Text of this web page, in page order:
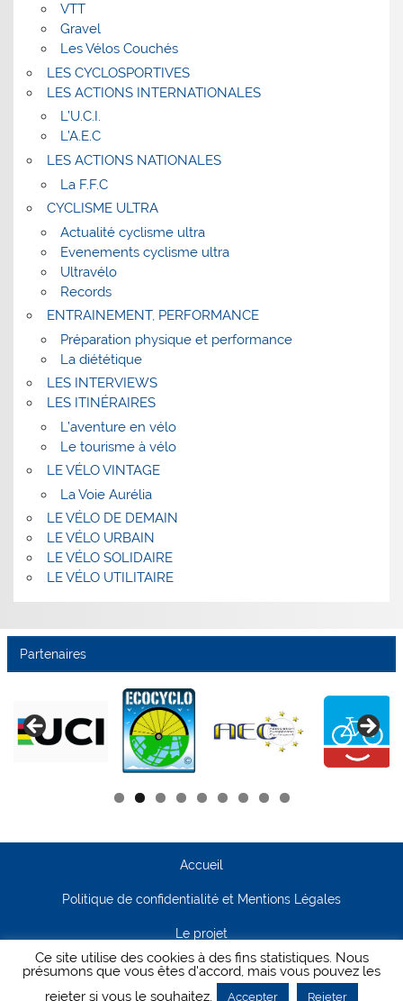
VTT
Gravel
Les Vélos Couchés
LES CYCLOSPORTIVES
LES ACTIONS INTERNATIONALES
L’U.C.I.
L’A.E.C
LES ACTIONS NATIONALES
La F.F.C
CYCLISME ULTRA
Actualité cyclisme ultra
Evenements cyclisme ultra
Ultravélo
Records
ENTRAINEMENT, PERFORMANCE
Préparation physique et performance
La diététique
LES INTERVIEWS
LES ITINÉRAIRES
L’aventure en vélo
Le tourisme à vélo
LE VÉLO VINTAGE
La Voie Aurélia
LE VÉLO DE DEMAIN
LE VÉLO URBAIN
LE VÉLO SOLIDAIRE
LE VÉLO UTILITAIRE
Partenaires
Accueil
Politique de confidentialité et Mentions Légales
Le projet
Contact
Ce site utilise des cookies à des fins statistiques. Nous
présumons que vous êtes d'accord, mais vous pouvez les
rejeter si vous le souhaitez.
Accepter Rejeter